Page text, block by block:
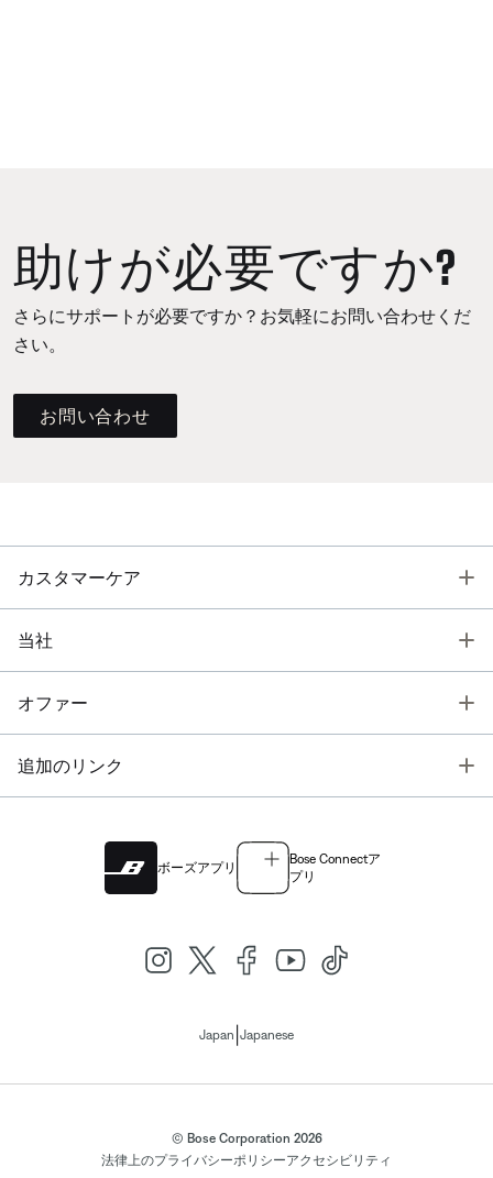
助けが必要ですか?
さらにサポートが必要ですか？お気軽にお問い合わせくだ
さい。
お問い合わせ
カスタマーケア
当社
オファー
追加のリンク
ボーズアプリ
Bose Connectア
プリ
Japan Japanese
© Bose Corporation 2026
法律上のプライバシーポリシーアクセシビリティ